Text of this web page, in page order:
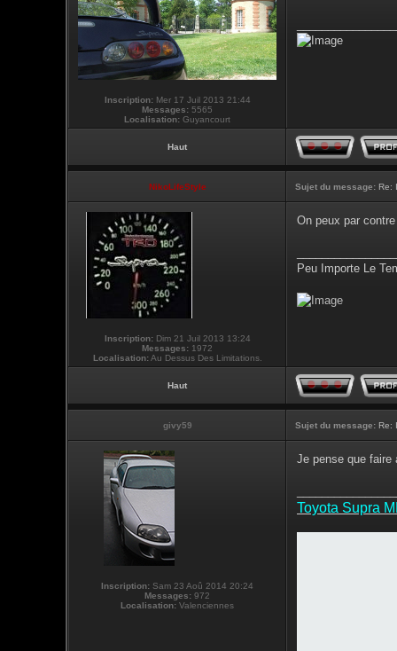
Inscription:Mer 17 Juil 2013 21:44
Messages: 5565
Localisation: Guyancourt
Haut
NikoLifeStyle Sujet du message: Re:
Inscription:Dim 21 Juil 2013 13:24
Messages: 1972
Localisation:Au Dessus Des Limitations.
On peux par
Peu Importe Le
Haut
givy59 Sujet du message: Re:
Inscription: Sam 23 Aoû 2014 20:24
Messages: 972
Localisation: Valenciennes
Je pense que faire
Toyota Supra